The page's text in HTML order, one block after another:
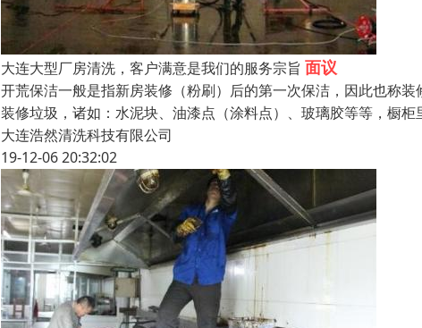
大连大型厂房清洗，客户满意是我们的服务宗旨 面议
开荒保洁一般是指新房装修（粉刷）后的第一次保洁，因此也称
装修垃圾，诸如：水泥块、油漆点（涂料点）、玻璃胶等等，橱
大连浩然清洗科技有限公司
19-12-06 20:32:02